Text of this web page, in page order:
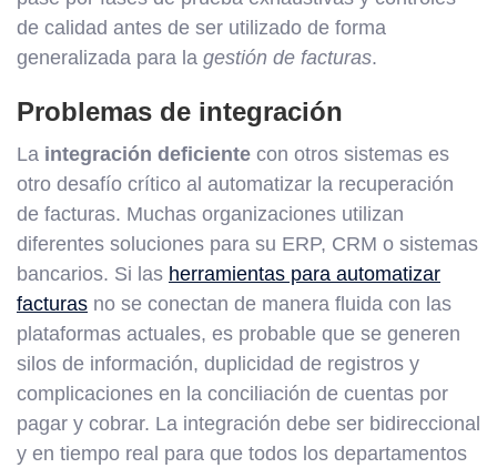
de calidad antes de ser utilizado de forma
generalizada para la gestión de facturas.
Problemas de integración
La integración deficiente con otros sistemas es
otro desafío crítico al automatizar la recuperación
de facturas. Muchas organizaciones utilizan
diferentes soluciones para su ERP, CRM o sistemas
bancarios. Si las herramientas para automatizar
facturas no se conectan de manera fluida con las
plataformas actuales, es probable que se generen
silos de información, duplicidad de registros y
complicaciones en la conciliación de cuentas por
pagar y cobrar. La integración debe ser bidireccional
y en tiempo real para que todos los departamentos